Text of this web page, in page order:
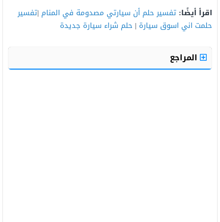
اقرأ أيضًا: تفسير حلم أن سيارتي مصدومة في المنام |تفسير
حلمت اني اسوق سيارة | حلم شراء سيارة جديدة
المراجع